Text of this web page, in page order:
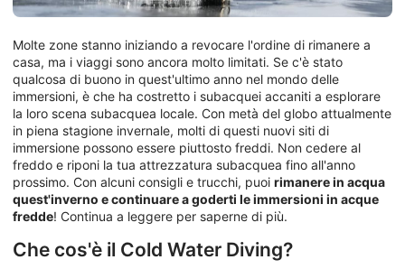
Molte zone stanno iniziando a revocare l'ordine di rimanere a
casa, ma i viaggi sono ancora molto limitati. Se c'è stato
qualcosa di buono in quest'ultimo anno nel mondo delle
immersioni, è che ha costretto i subacquei accaniti a esplorare
la loro scena subacquea locale. Con metà del globo attualmente
in piena stagione invernale, molti di questi nuovi siti di
immersione possono essere piuttosto freddi. Non cedere al
freddo e riponi la tua attrezzatura subacquea fino all'anno
prossimo. Con alcuni consigli e trucchi, puoi rimanere in acqua
quest'inverno e continuare a goderti le immersioni in acque
fredde! Continua a leggere per saperne di più.
Che cos'è il Cold Water Diving?